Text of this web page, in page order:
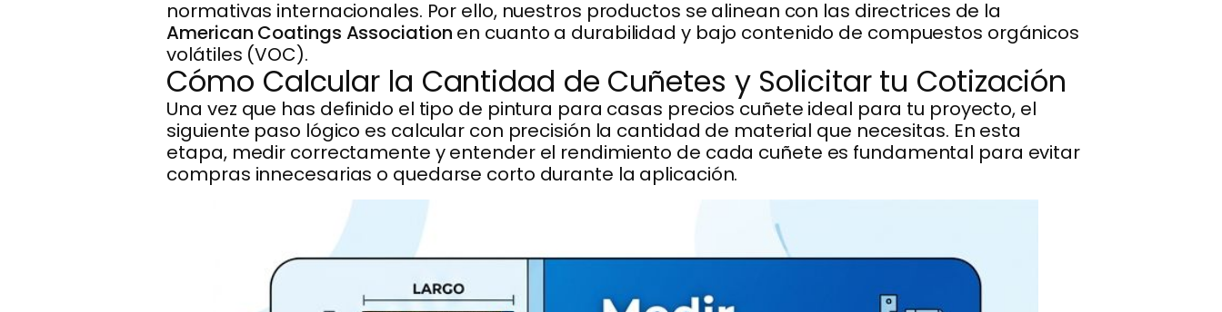
normativas internacionales. Por ello, nuestros productos se alinean con las directrices de la
American Coatings Association en cuanto a durabilidad y bajo contenido de compuestos orgánicos
volátiles (VOC).
Cómo Calcular la Cantidad de Cuñetes y Solicitar tu Cotización
Una vez que has definido el tipo de pintura para casas precios cuñete ideal para tu proyecto, el
siguiente paso lógico es calcular con precisión la cantidad de material que necesitas. En esta
etapa, medir correctamente y entender el rendimiento de cada cuñete es fundamental para evitar
compras innecesarias o quedarse corto durante la aplicación.